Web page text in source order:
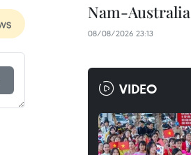
Nam-Australia
08/08/2026 23:13
VIDEO